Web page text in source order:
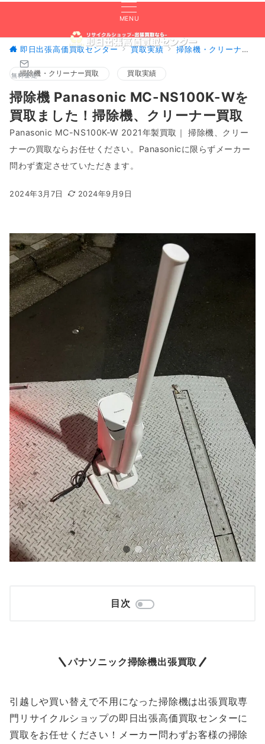
MENU
無料査定
即日出張高価買取センター 買取実績 掃除機・クリーナー買取
掃除機・クリーナー買取 買取実績
掃除機 Panasonic MC-NS100K-Wを
買取ました！掃除機、クリーナー買取
Panasonic MC-NS100K-W 2021年製買取｜ 掃除機、クリー
ナーの買取ならお任せください。Panasonicに限らずメーカー
問わず査定させていただきます。
2024年3月7日 2024年9月9日
目次
パナソニック掃除機出張買取
引越しや買い替えで不用になった掃除機は出張買取専
門リサイクルショップの即日出張高価買取センターに
買取をお任せください！メーカー問わずお客様の掃除